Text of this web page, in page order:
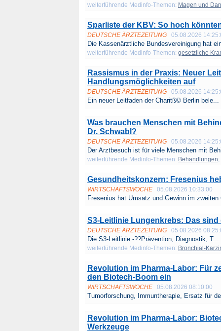
weiterführende Medinfo-Themen: Magen und
Sparliste der KBV: So hoch
DEUTSCHE ÄRZTEZEITUNG 05.08.2026
Die Kassenärztliche Bundesvereinigung hat
weiterführende Medinfo-Themen: gesetzliche
Rassismus in der Praxis: Neuer
Handlungsmöglichkeiten auf
DEUTSCHE ÄRZTEZEITUNG 05.08.2026
Ein neuer Leitfaden der Charitß© Berlin bele...
Was brauchen Menschen mit
Dr. Schwabl?
DEUTSCHE ÄRZTEZEITUNG 05.08.2026
Der Arztbesuch ist für viele Menschen mit
weiterführende Medinfo-Themen: Behandlungen;
Gesundheitskonzern: Fresenius
WIRTSCHAFTSWOCHE 05.08.2026 10:33:00
Fresenius hat Umsatz und Gewinn im zweiten
S3-Leitlinie Lungenkrebs: Das
DEUTSCHE ÄRZTEZEITUNG 05.08.2026
Die S3-Leitlinie -??Prävention, Diagnostik, T...
weiterführende Medinfo-Themen: Bronchial-
Revolution im Pharma-Labor: Für
den Biotech-Boom ein
WIRTSCHAFTSWOCHE 05.08.2026 08:10:00
Tumorforschung, Immuntherapie, Ersatz für
Revolution im Pharma-Labor:
Werkzeuge